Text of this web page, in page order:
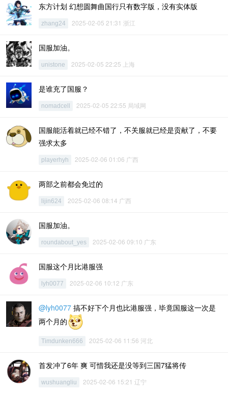
东方计划 幻想圆舞曲国行只有数字版，没有实体版
zhang24 2025-02-05 21:31 浙江
国服加油。
unistone 2025-02-05 22:25 上海
是谁充了国服？
nomadcell 2025-02-05 22:55 局域网
国服能活着就已经不错了，不关服就已经是贡献了，不要
强求太多
playerhyh 2025-02-06 01:06 广西
两部之前都会免过的
lijin624 2025-02-06 08:14 广西
国服加油。
roundabout_yes 2025-02-06 09:10 广东
国服这个月比港服强
lyh0077 2025-02-06 10:12 广东
@lyh0077 搞不好下个月也比港服强，毕竟国服这一次是
两个月的
Timdunken666 2025-02-06 11:56 河北
首发冲了6年 爽 可惜我还是没等到三国7猛将传
wushuangliu 2025-02-06 15:21 辽宁